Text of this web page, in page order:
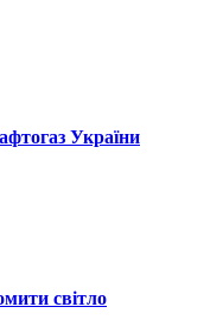
України
світло